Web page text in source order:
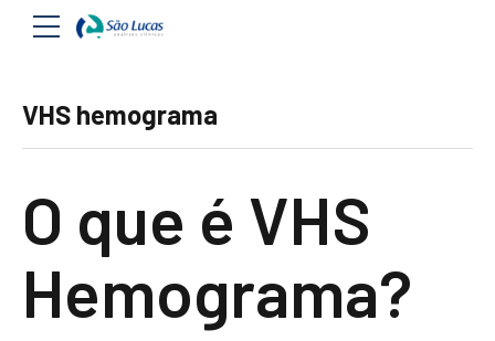
VHS hemograma
O que é VHS
Hemograma?